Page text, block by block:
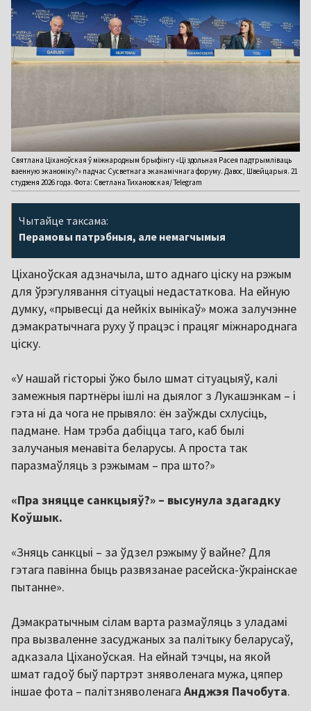
Святлана Ціханоўская ў міжнародным брыфінгу «Ці здольная Расея падтрымліваць
ваенную эканоміку?» падчас Сусветнага эканамічнага форуму. Давос, Швейцарыя. 21
студзеня 2026 года. Фота: Светлана Тихановская/ Telegram
Чытайце таксама:
Перамовы патрэбныя, але немагчымыя
Ціханоўская адзначыла, што аднаго ціску на рэжым
для ўрэгулявання сітуацыі недастаткова. На ейную
думку, «прывесці да нейкіх вынікаў» можа залучэнне
дэмакратычнага руху ў працэс і працяг міжнароднага
ціску.
«У нашай гісторыі ўжо было шмат сітуацыяў, калі
замежныя партнёры ішлі на дыялог з Лукашэнкам – і
гэта ні да чога не прывяло: ён заўжды схлусіць,
падмане. Нам трэба дабіцца таго, каб былі
залучаныя менавіта беларусы. А проста так
паразмаўляць з рэжымам – пра што?»
«Пра зняцце санкцыяў?» – высунула здагадку
Коўшык.
«Зняць санкцыі – за ўдзел рэжыму ў вайне? Для
гэтага павінна быць развязанае расейска-ўкраінскае
пытанне».
Дэмакратычным сілам варта размаўляць з уладамі
пра вызваленне засуджаных за палітыку беларусаў,
адказала Ціханоўская. На ейнай тэчцы, на якой
шмат гадоў быў партрэт зняволенага мужа, цяпер
іншае фота – палітзняволенага Анджэя Пачобута.